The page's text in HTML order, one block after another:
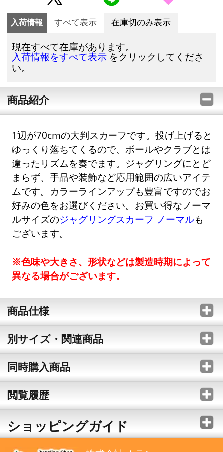
入荷情報 すべて表示 在庫切のみ表示
現在すべて在庫があります。
入荷情報をすべて表示 をクリックしてくださ
い。
商品紹介
1辺が70cmの大判スカーフです。投げ上げると
ゆっくり落ちてくるので、ボールやクラブとは
違ったリズムを奏でます。ジャグリングにとど
まらず、手品や装飾など応用範囲の広いアイテ
ムです。カラーラインアップも豊富ですのでお
好みの色をお選びください。お買い得なノーマ
ルサイズのジャグリングスカーフ ノーマルも
ございます。
※色味や大きさ、形状などは製造時期によって
異なる場合がございます。
商品仕様
別サイズ・関連商品
同時購入商品
閲覧履歴
ショッピングガイド